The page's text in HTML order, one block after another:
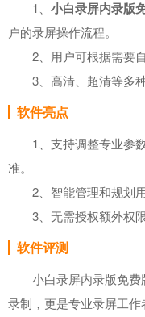
1、 小白录屏内录版
户的录屏操作流程。
2、用户可根据需要自
3、高清、超清等多种
软件亮点
1、支持调整专业参数
准。
2、智能管理和规划用
3、无需授权额外权限
软件评测
小白录屏内录版免费
录制，更是专业录屏工